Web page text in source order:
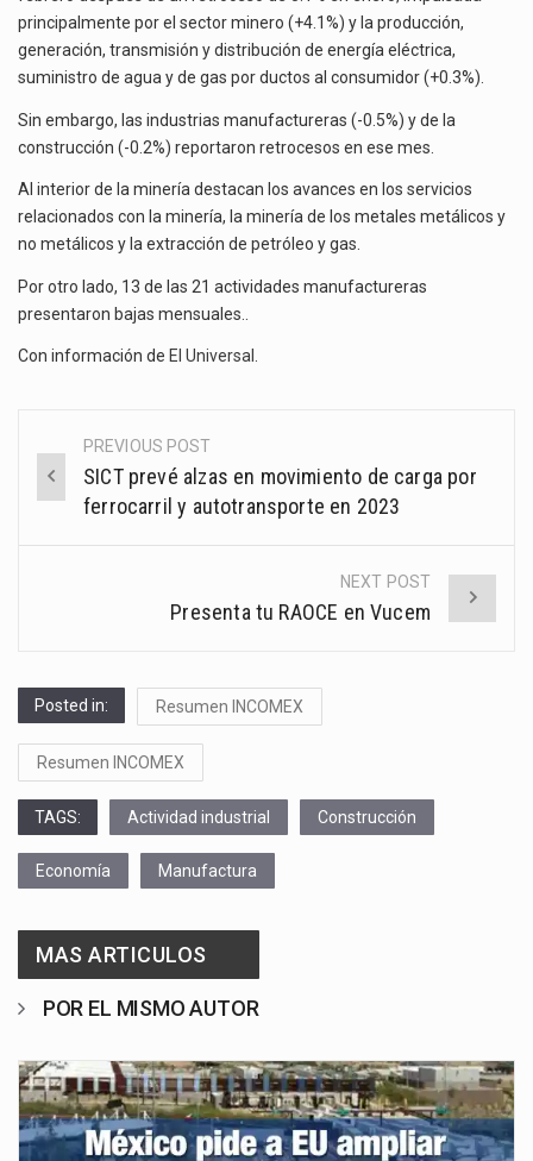
El gobierno de Estados Unidos anunciará un arancel del 15 % sobre los productos fabricados…
principalmente por el sector minero (+4.1%) y la producción,
generación, transmisión y distribución de energía eléctrica,
suministro de agua y de gas por ductos al consumidor (+0.3%).
Sin embargo, las industrias manufactureras (-0.5%) y de la
construcción (-0.2%) reportaron retrocesos en ese mes.
Al interior de la minería destacan los avances en los servicios
relacionados con la minería, la minería de los metales metálicos y
no metálicos y la extracción de petróleo y gas.
Por otro lado, 13 de las 21 actividades manufactureras
presentaron bajas mensuales..
Con información de El Universal .
Post
navigation
PREVIOUS POST
SICT prevé alzas en movimiento de carga por
ferrocarril y autotransporte en 2023
NEXT POST
Presenta tu RAOCE en Vucem
Posted in: Resumen INCOMEX
Resumen INCOMEX
TAGS: Actividad industrial Construcción
Economía Manufactura
MAS ARTICULOS
POR EL MISMO AUTOR